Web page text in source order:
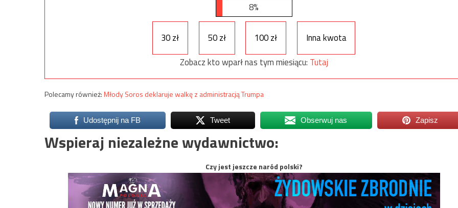
8%
30 zł 50 zł 100 zł
Inna kwota
Zobacz kto wparł nas tym miesiącu: Tutaj
Polecamy również:Młody Soros deklaruje walkę z administracją Trumpa
Udostępnij na FB Tweet Obserwuj nas Zapisz
Wspieraj niezależne wydawnictwo:
Czy jest jeszcze naród polski?